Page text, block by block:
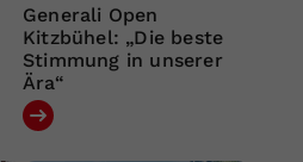
Generali Open
Kitzbühel: „Die beste
Stimmung in unserer
Ära“